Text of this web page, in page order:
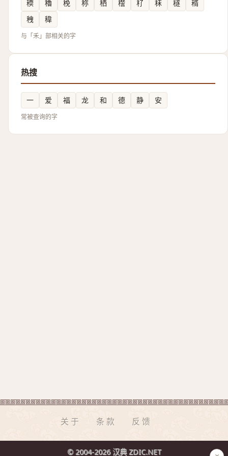
稬 穭 䅋 称 䄽 䆌 䄦 秣 穟
稰
䄿
稦
与「禾」部相关的字
热搜
一 爱 福 龙 和 德 静 安
常被查询的字
关于 条款 反馈
© 2004-2026 汉典 ZDIC.NET